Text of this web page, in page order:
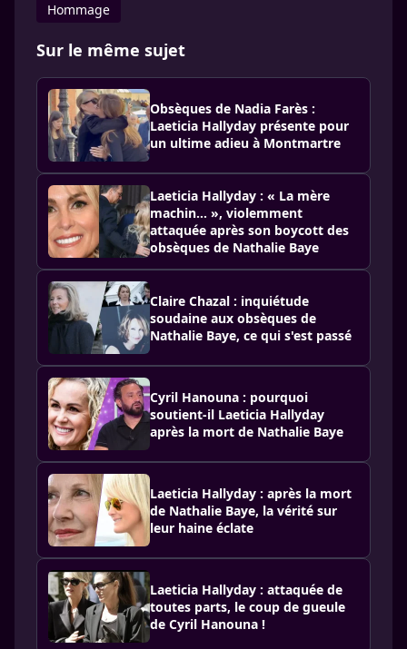
Hommage
Sur le même sujet
Obsèques de Nadia Farès :
Laeticia Hallyday présente pour
un ultime adieu à Montmartre
Laeticia Hallyday : « La mère
machin… », violemment
attaquée après son boycott des
obsèques de Nathalie Baye
Claire Chazal : inquiétude
soudaine aux obsèques de
Nathalie Baye, ce qui s'est passé
Cyril Hanouna : pourquoi
soutient-il Laeticia Hallyday
après la mort de Nathalie Baye
Laeticia Hallyday : après la mort
de Nathalie Baye, la vérité sur
leur haine éclate
Laeticia Hallyday : attaquée de
toutes parts, le coup de gueule
de Cyril Hanouna !